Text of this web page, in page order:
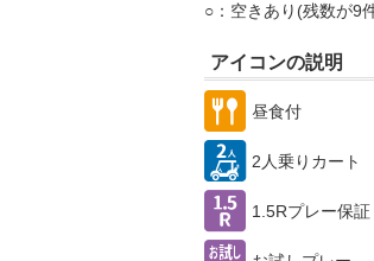
○：空きあり(残数が9
アイコンの説明
昼食付
2人乗りカート
1.5Rプレー保証